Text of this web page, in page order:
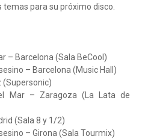
para su próximo disco.
– Barcelona (Sala BeCool)
– Barcelona (Music Hall)
(Supersonic)
Mar – Zaragoza (La Lata de
(Sala 8 y 1/2)
– Girona (Sala Tourmix)